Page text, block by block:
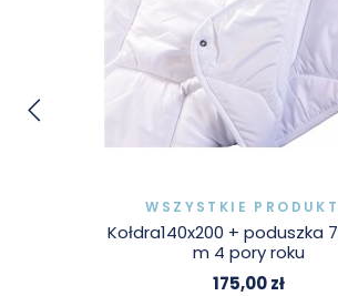
WSZYSTKIE
Kołdra TRADYCYJNA
2x poduszki 70x80
250,00 zł